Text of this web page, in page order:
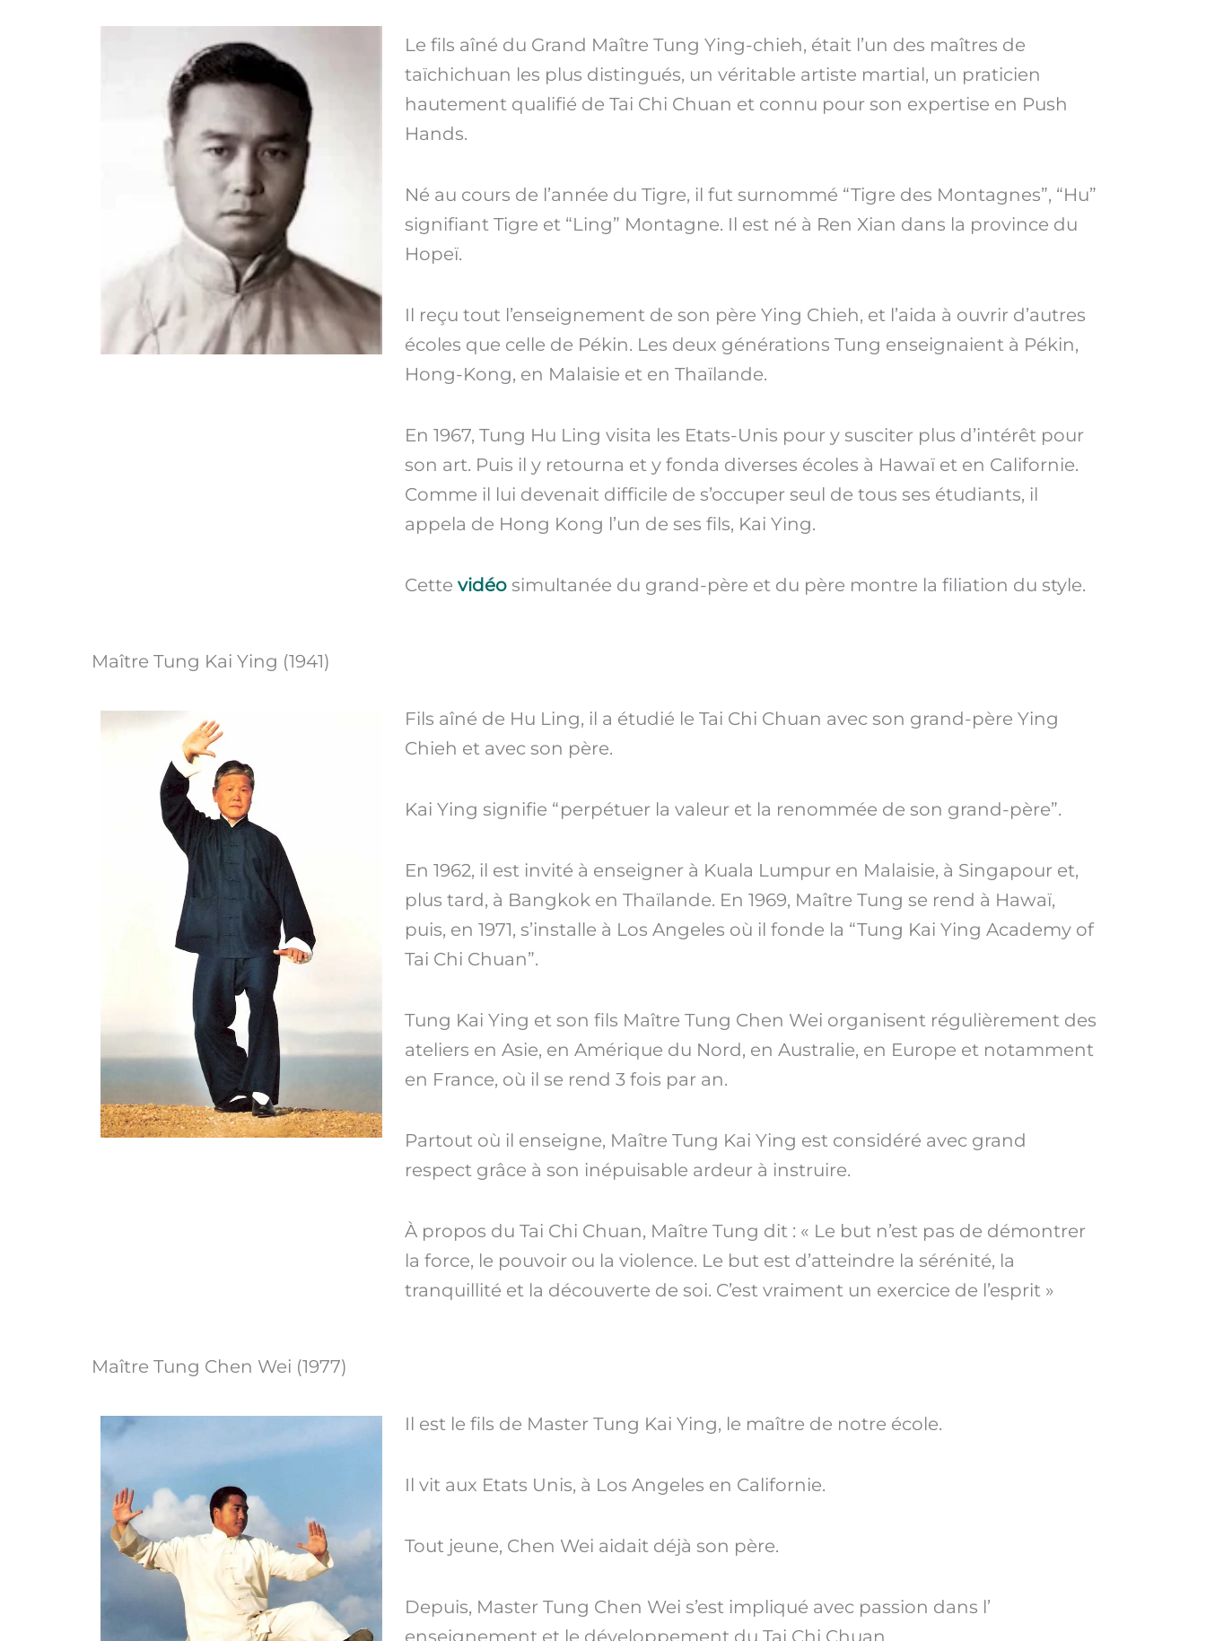
Le fils aîné du Grand Maître Tung Ying-chieh, était l’un des maîtres de
taïchichuan les plus distingués, un véritable artiste martial, un praticien
hautement qualifié de Tai Chi Chuan et connu pour son expertise en Push
Hands.
Né au cours de l’année du Tigre, il fut surnommé “Tigre des Montagnes”, “Hu”
signifiant Tigre et “Ling” Montagne. Il est né à Ren Xian dans la province du
Hopeï.
Il reçu tout l’enseignement de son père Ying Chieh, et l’aida à ouvrir d’autres
écoles que celle de Pékin. Les deux générations Tung enseignaient à Pékin,
Hong-Kong, en Malaisie et en Thaïlande.
En 1967, Tung Hu Ling visita les Etats-Unis pour y susciter plus d’intérêt pour
son art. Puis il y retourna et y fonda diverses écoles à Hawaï et en Californie.
Comme il lui devenait difficile de s’occuper seul de tous ses étudiants, il
appela de Hong Kong l’un de ses fils, Kai Ying.
Cette vidéosimultanée du grand-père et du père montre la filiation du style.
Maître Tung Kai Ying (1941)
Fils aîné de Hu Ling, il a étudié le Tai Chi Chuan avec son grand-père Ying
Chieh et avec son père.
Kai Ying signifie “perpétuer la valeur et la renommée de son grand-père”.
En 1962, il est invité à enseigner à Kuala Lumpur en Malaisie, à Singapour et,
plus tard, à Bangkok en Thaïlande. En 1969, Maître Tung se rend à Hawaï,
puis, en 1971, s’installe à Los Angeles où il fonde la “Tung Kai Ying Academy of
Tai Chi Chuan”.
Tung Kai Ying et son fils Maître Tung Chen Wei organisent régulièrement des
ateliers en Asie, en Amérique du Nord, en Australie, en Europe et notamment
en France, où il se rend 3 fois par an.
Partout où il enseigne, Maître Tung Kai Ying est considéré avec grand
respect grâce à son inépuisable ardeur à instruire.
À propos du Tai Chi Chuan, Maître Tung dit : « Le but n’est pas de démontrer
la force, le pouvoir ou la violence. Le but est d’atteindre la sérénité, la
tranquillité et la découverte de soi. C’est vraiment un exercice de l’esprit »
Maître Tung Chen Wei (1977)
Il est le fils de Master Tung Kai Ying, le maître de notre école.
Il vit aux Etats Unis, à Los Angeles en Californie.
Tout jeune, Chen Wei aidait déjà son père.
Depuis, Master Tung Chen Wei s’est impliqué avec passion dans l’
enseignement et le développement du Tai Chi Chuan.